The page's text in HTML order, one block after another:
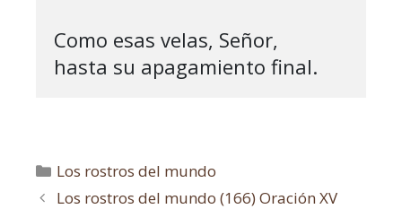
Como esas velas, Señor,
hasta su apagamiento final.
Los rostros del mundo
Los rostros del mundo (166) Oración XV